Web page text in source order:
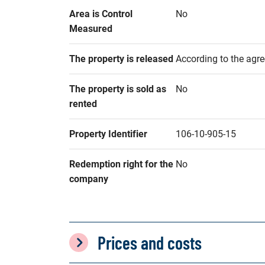
Area is Control
Measured
No
The property is released According to the
The property is sold as
rented
No
Property Identifier 106-10-905-15
Redemption right for the
company
No
Prices and costs